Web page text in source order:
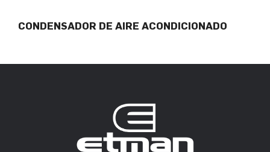
CONDENSADOR DE AIRE ACONDICIONADO